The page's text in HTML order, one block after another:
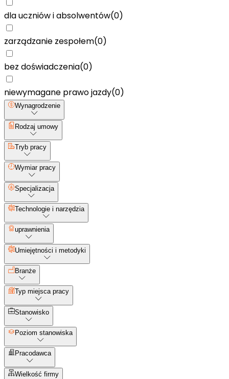
dla uczniów i absolwentów(0)
zarządzanie zespołem(0)
bez doświadczenia(0)
niewymagane prawo jazdy(0)
Wynagrodzenie
Rodzaj umowy
Tryb pracy
Wymiar pracy
Specjalizacja
Technologie i narzędzia
uprawnienia
Umiejętności i metodyki
Branże
Typ miejsca pracy
Stanowisko
Poziom stanowiska
Pracodawca
Wielkość firmy